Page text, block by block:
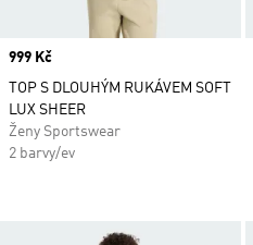
Price
999 Kč
TOP S DLOUHÝM RUKÁVEM SOFT
LUX SHEER
Ženy Sportswear
2 barvy/ev